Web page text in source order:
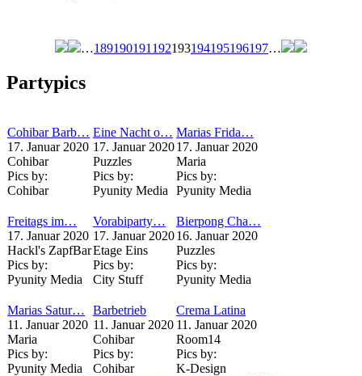
…189190191 192193194195196197…
Partypics
Cohibar Barb…
17. Januar 2020
Cohibar
Pics by:
Cohibar
Eine Nacht o…
17. Januar 2020
Puzzles
Pics by:
Pyunity Media
Marias Frida…
17. Januar 2020
Maria
Pics by:
Pyunity Media
Freitags im…
17. Januar 2020
Hackl's ZapfBar
Pics by:
Pyunity Media
Vorabiparty…
17. Januar 2020
Etage Eins
Pics by:
City Stuff
Bierpong Cha…
16. Januar 2020
Puzzles
Pics by:
Pyunity Media
Marias Satur…
11. Januar 2020
Maria
Pics by:
Pyunity Media
Barbetrieb
11. Januar 2020
Cohibar
Pics by:
Cohibar
Crema Latina
11. Januar 2020
Room14
Pics by:
K-Design